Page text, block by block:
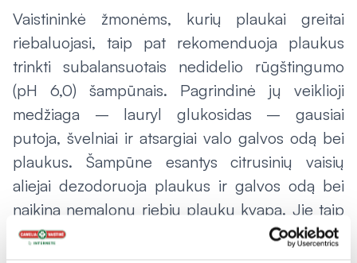
Vaistininkė žmonėms, kurių plaukai greitai
riebaluojasi, taip pat rekomenduoja plaukus
trinkti subalansuotais nedidelio rūgštingumo
(pH 6,0) šampūnais. Pagrindinė jų veiklioji
medžiaga – lauryl glukosidas – gausiai
putoja, švelniai ir atsargiai valo galvos odą bei
plaukus. Šampūne esantys citrusinių vaisių
aliejai dezodoruoja plaukus ir galvos odą bei
naikina nemalonų riebių plaukų kvapą. Jie taip
pat suteikia plaukams žvilgesį ir veikia